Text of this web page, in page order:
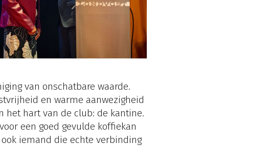
van onschatbare waarde.
en warme aanwezigheid
het hart van de club: de kantine.
een goed gevulde koffiekan
iemand die echte verbinding